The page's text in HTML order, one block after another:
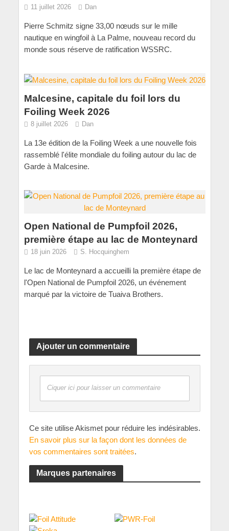
11 juillet 2026 Dan
Pierre Schmitz signe 33,00 nœuds sur le mille
nautique en wingfoil à La Palme, nouveau record du
monde sous réserve de ratification WSSRC.
Malcesine, capitale du foil lors du
Foiling Week 2026
8 juillet 2026 Dan
La 13e édition de la Foiling Week a une nouvelle fois
rassemblé l'élite mondiale du foiling autour du lac de
Garde à Malcesine.
Open National de Pumpfoil 2026,
première étape au lac de Monteynard
18 juin 2026 S. Hocquinghem
Le lac de Monteynard a accueilli la première étape de
l'Open National de Pumpfoil 2026, un événement
marqué par la victoire de Tuaiva Brothers.
Ajouter un commentaire
Ciquer ici pour laisser un commentaire
Ce site utilise Akismet pour réduire les indésirables.
En savoir plus sur la façon dont les données de
vos commentaires sont traitées.
Marques partenaires